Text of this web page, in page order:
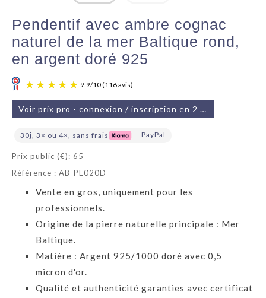
Pendentif avec ambre cognac
naturel de la mer Baltique rond,
en argent doré 925
Voir prix pro - connexion / inscription en 2 min
30j, 3× ou 4×, sans frais
Prix public (€): 65
Référence : AB-PE020D
Vente en gros, uniquement pour les
professionnels.
Origine de la pierre naturelle principale : Mer
Baltique.
Matière : Argent 925/1000 doré avec 0,5
micron d'or.
Qualité et authenticité garanties avec certificat